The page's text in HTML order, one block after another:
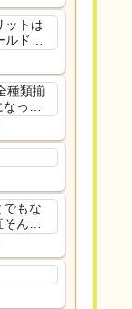
ットは
ド効
たら
控えめ
種類揃
って
でもな
んな
間の
ケスリ
る。〉